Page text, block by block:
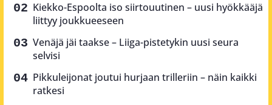
Kiekko-Espoolta iso siirtouutinen – uusi hyökkääjä
liittyy joukkueeseen
Venäjä jäi taakse – Liiga-pistetykin uusi seura
selvisi
Pikkuleijonat joutui hurjaan trilleriin – näin kaikki
ratkesi